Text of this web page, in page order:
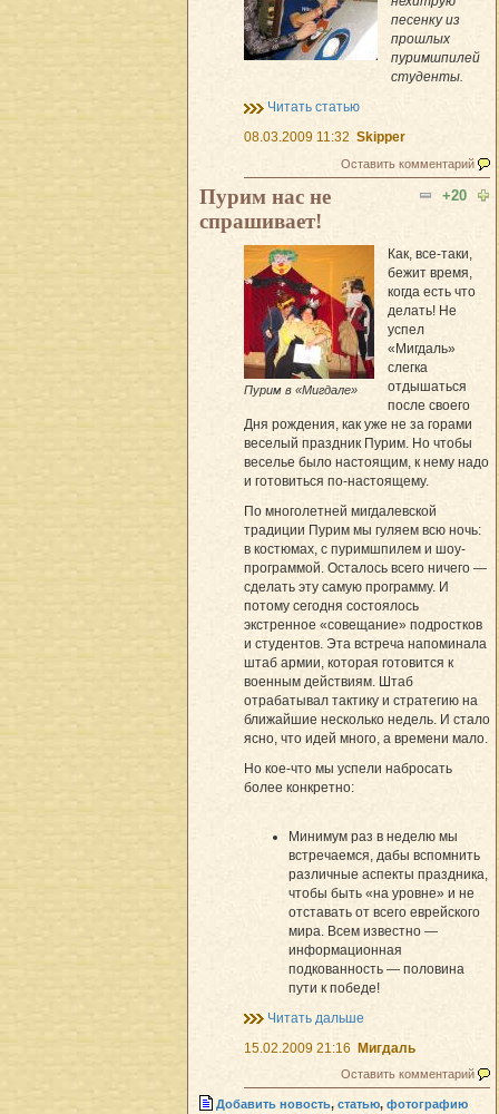
песенку из
прошлых
пуримшпилей
студенты.
Читать статью
08.03.2009 11:32 Skipper
Оставить комментарий
+20
Пурим нас не
спрашивает!
Пурим в «Мигдале»
Как, все-таки,
бежит время,
когда есть что
делать! Не
успел
«Мигдаль»
слегка
отдышаться
после своего
Дня рождения, как уже не за горами
веселый праздник Пурим. Но чтобы
веселье было настоящим, к нему надо
и готовиться по-настоящему.
По многолетней мигдалевской
традиции Пурим мы гуляем всю ночь:
в костюмах, с пуримшпилем и шоу-
программой. Осталось всего ничего —
сделать эту самую программу. И
потому сегодня состоялось
экстренное «совещание» подростков
и студентов. Эта встреча напоминала
штаб армии, которая готовится к
военным действиям. Штаб
отрабатывал тактику и стратегию на
ближайшие несколько недель. И стало
ясно, что идей много, а времени мало.
Но кое-что мы успели набросать
более конкретно:
Минимум раз в неделю мы
встречаемся, дабы вспомнить
различные аспекты праздника,
чтобы быть «на уровне» и не
отставать от всего еврейского
мира. Всем известно —
информационная
подкованность — половина
пути к победе!
Читать дальше
15.02.2009 21:16 Мигдаль
Оставить комментарий
Добавить новость, статью, фотографию